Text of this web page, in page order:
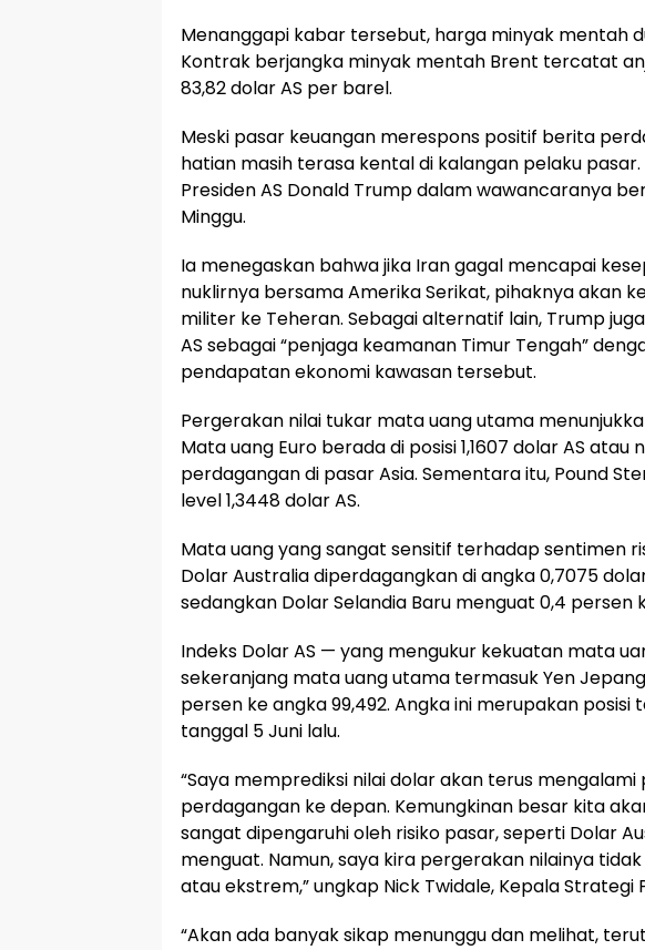
Menanggapi kabar tersebut, harga minyak mentah
Kontrak berjangka minyak mentah Brent tercatat
83,82 dolar AS per barel.
Meski pasar keuangan merespons positif berita
hatian masih terasa kental di kalangan pelaku
Presiden AS Donald Trump dalam wawancaranya
Minggu.
Ia menegaskan bahwa jika Iran gagal mencapai
nuklirnya bersama Amerika Serikat, pihaknya akan
militer ke Teheran. Sebagai alternatif lain, Trump
AS sebagai “penjaga keamanan Timur Tengah”
pendapatan ekonomi kawasan tersebut.
Pergerakan nilai tukar mata uang utama
Mata uang Euro berada di posisi 1,1607 dolar AS
perdagangan di pasar Asia. Sementara itu, Pound
level 1,3448 dolar AS.
Mata uang yang sangat sensitif terhadap sentimen
Dolar Australia diperdagangkan di angka 0,7075
sedangkan Dolar Selandia Baru menguat 0,4 persen
Indeks Dolar AS — yang mengukur kekuatan mata
sekeranjang mata uang utama termasuk Yen
persen ke angka 99,492. Angka ini merupakan
tanggal 5 Juni lalu.
“Saya memprediksi nilai dolar akan terus
perdagangan ke depan. Kemungkinan besar kita
sangat dipengaruhi oleh risiko pasar, seperti Dolar
menguat. Namun, saya kira pergerakan nilainya
atau ekstrem,” ungkap Nick Twidale, Kepala Strategi
“Akan ada banyak sikap menunggu dan melihat,